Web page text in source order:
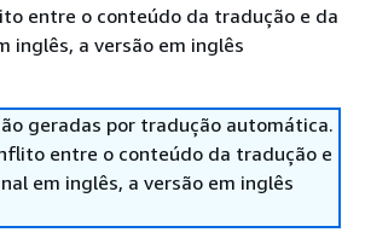
entre o conteúdo da tradução e da
inglês, a versão em inglês
geradas por tradução automática.
entre o conteúdo da tradução e
em inglês, a versão em inglês